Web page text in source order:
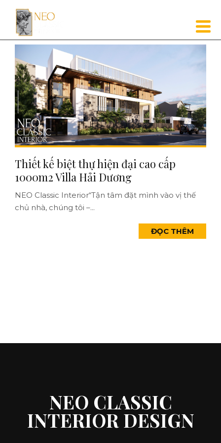
Thiết kế biệt thự hiện đại cao cấp
1000m2 Villa Hải Dương
NEO Classic Interior“Tận tâm đặt mình vào vị thế
chủ nhà, chúng tôi –...
ĐỌC THÊM
NEO CLASSIC
INTERIOR DESIGN